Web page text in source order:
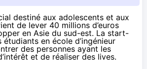
destiné aux adolescents et aux
de lever 40 millions d’euros
en Asie du sud-est. La start-
en école d’ingénieur
des personnes ayant les
et de réaliser des lives.